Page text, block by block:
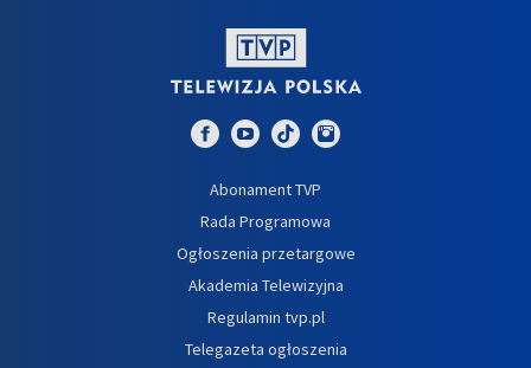
Abonament TVP
Rada Programowa
Ogłoszenia przetargowe
Akademia Telewizyjna
Regulamin tvp.pl
Telegazeta ogłoszenia